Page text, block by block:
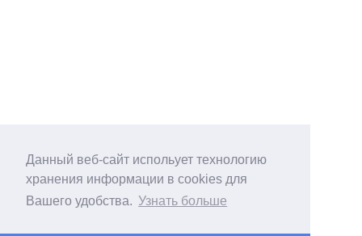
Данный веб-сайт испольует технологию
хранения информации в cookies для
Вашего удобства. Узнать больше